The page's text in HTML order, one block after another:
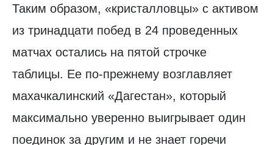
Таким образом, «кристалловцы» с активом
из тринадцати побед в 24 проведенных
матчах остались на пятой строчке
таблицы. Ее по-прежнему возглавляет
махачкалинский «Дагестан», который
максимально уверенно выигрывает один
поединок за другим и не знает горечи